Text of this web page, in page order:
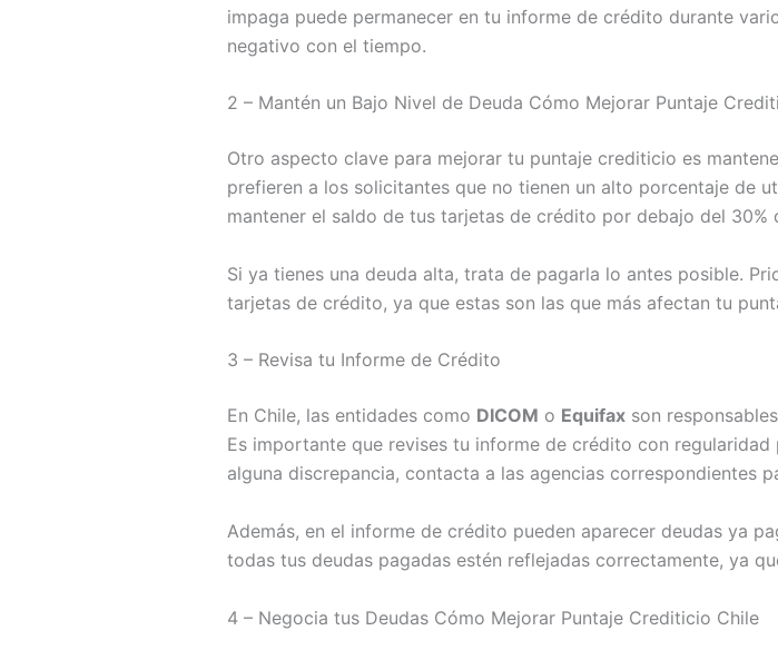
impaga puede permanecer en tu informe de crédito durante
negativo con el tiempo.
2 – Mantén un Bajo Nivel de Deuda Cómo Mejorar Puntaje
Otro aspecto clave para mejorar tu puntaje crediticio es
prefieren a los solicitantes que no tienen un alto porcentaje de
mantener el saldo de tus tarjetas de crédito por debajo del 30%
Si ya tienes una deuda alta, trata de pagarla lo antes posible.
tarjetas de crédito, ya que estas son las que más afectan tu
3 – Revisa tu Informe de Crédito
En Chile, las entidades como DICOM o Equifaxson
Es importante que revises tu informe de crédito con
alguna discrepancia, contacta a las agencias correspondientes
Además, en el informe de crédito pueden aparecer deudas ya
todas tus deudas pagadas estén reflejadas correctamente, ya
4 – Negocia tus Deudas Cómo Mejorar Puntaje Crediticio Chile